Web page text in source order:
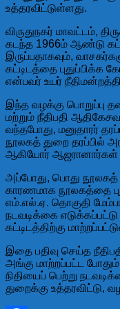
உத்தரவிட்டுள்ளது.
விருதுநகர் மாவட்டம்,
கடந்த 1966ம் ஆண்டு
இருப்பதாகவும்,
கட்டிடத்தை புதுப்பிக்க
என்பவர் உயர்
இந்த வழக்கு பொறுப்பு
மற்றும் நீதிபதி
வந்தபோது, மனுதாரர்
நூலகத் துறை தரப்பில்
ஆகியோர் ஆஜரானார்கள்
அப்போது, பொது நூலகத்
காரணமாக நூலகத்தை
எம்.எல்.ஏ. தொகுதி
நடவடிக்கை
கட்டிடத்திற்கு
இதை பதிவு செய்த
அங்கு மாற்றப்பட்ட
நிதியைப் பெற்று
துறைக்கு உத்தரவிட்டு,